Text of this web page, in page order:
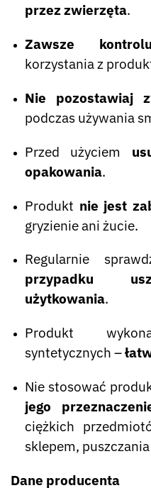
przez zwierzęta.
Zawsze
korzystania z
Nie pozostawiaj
podczas używania
Przed użyciem
opakowania.
Produkt nie jest
gryzienie ani żucie.
Regularnie
przypadku
użytkowania.
Produkt
syntetycznych –
Nie stosować
jego
ciężkich
sklepem,
Dane producenta